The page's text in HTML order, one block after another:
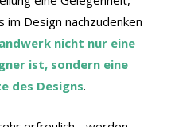
Design nachzudenken
nicht nur eine
ist, sondern eine
des Designs.